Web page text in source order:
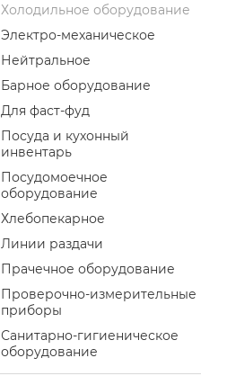
Холодильное оборудование
Электро-механическое
Нейтральное
Барное оборудование
Для фаст-фуд
Посуда и кухонный
инвентарь
Посудомоечное
оборудование
Хлебопекарное
Линии раздачи
Прачечное оборудование
Проверочно-измерительные
приборы
Санитарно-гигиеническое
оборудование